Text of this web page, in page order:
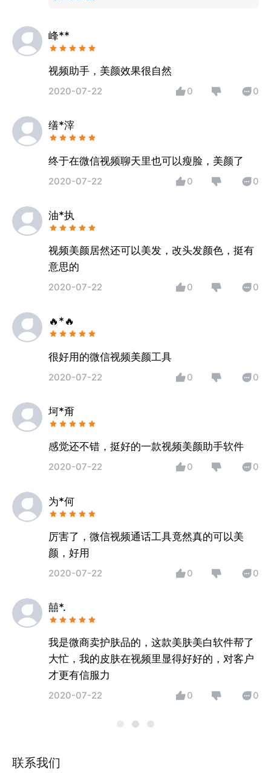
峰**
视频助手，美颜效果很自然
2020-07-22 0 0
缮*滓
终于在微信视频聊天里也可以瘦脸，美颜了
2020-07-22 0 0
油*执
视频美颜居然还可以美发，改头发颜色，挺有
意思的
2020-07-22 0 0
🔥*🔥
很好用的微信视频美颜工具
2020-07-22 0 0
坷*甭
感觉还不错，挺好的一款视频美颜助手软件
2020-07-22 0 0
为*何
厉害了，微信视频通话工具竟然真的可以美
颜，好用
2020-07-22 0 0
囍*.
我是微商卖护肤品的，这款美肤美白软件帮了
大忙，我的皮肤在视频里显得好好的，对客户
才更有信服力
2020-07-22 0 0
联系我们